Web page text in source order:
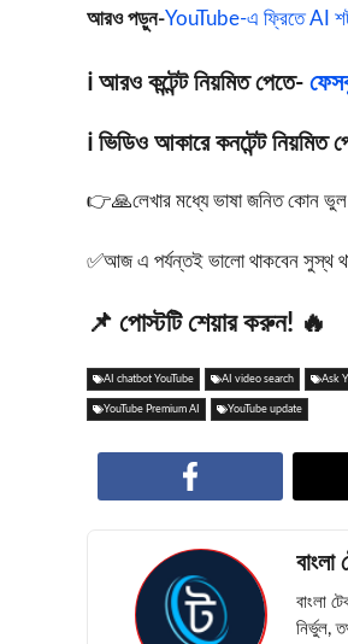
আরও পড়ুন-YouTube-এ ফ্রিতে AI
ℹ️ আরও কন্টেন্ট নিয়মিত পেতে-
ℹ️ ভিডিও আকারে কনটেন্ট নিয়মিত
👉🙏লেখার মধ্যে ভাষা জনিত কোন ভুল
✅আজ এ পর্যন্তই ভালো থাকবেন সুস্থ
📌 পোস্টটি শেয়ার করুন! 🔥
AI chatbot YouTube AI video search Ask
YouTube Premium AI YouTube update
বাংলা
বাংলা
নির্ভুল,